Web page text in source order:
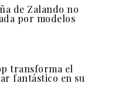
de Zalando no
por modelos
transforma el
fantástico en su